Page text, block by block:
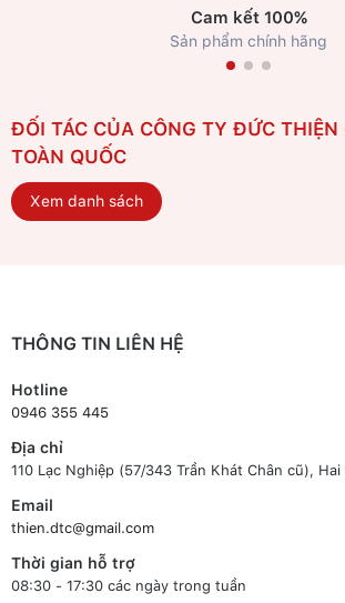
Cam kết 100%
Sản phẩm chính hãng
ĐỐI TÁC CỦA CÔNG TY ĐỨC THIỆN
TOÀN QUỐC
Xem danh sách
THÔNG TIN LIÊN HỆ
Hotline
0946 355 445
Địa chỉ
110 Lạc Nghiệp (57/343 Trần Khát Chân cũ),
Email
thien.dtc@gmail.com
Thời gian hỗ trợ
08:30 - 17:30 các ngày trong tuần